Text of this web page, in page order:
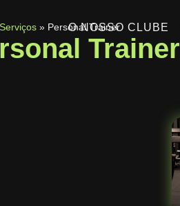
O NOSSO CLUBE
Serviços » Personal Trainer
Trainer